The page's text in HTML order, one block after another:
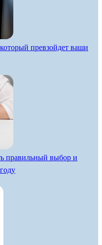
превзойдет ваши
правильный выбор и